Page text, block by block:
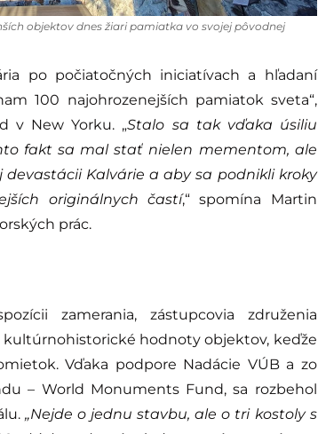
objektov dnes žiari pamiatka vo svojej pôvodnej
po počiatočných iniciatívach a hľadaní
100 najohrozenejších pamiatok sveta“,
v New Yorku. „Stalo sa tak vďaka úsiliu
fakt sa mal stať nielen mementom, ale
Kalvárie a aby sa podnikli kroky
originálnych častí,“ spomína Martin
prác.
zamerania, zástupcovia združenia
hodnoty objektov, keďže
Vďaka podpore Nadácie VÚB a zo
– World Monuments Fund, sa rozbehol
„Nejde o jednu stavbu, ale o tri kostoly s